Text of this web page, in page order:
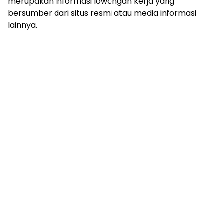
bersumber dari situs resmi atau media informasi
lainnya.